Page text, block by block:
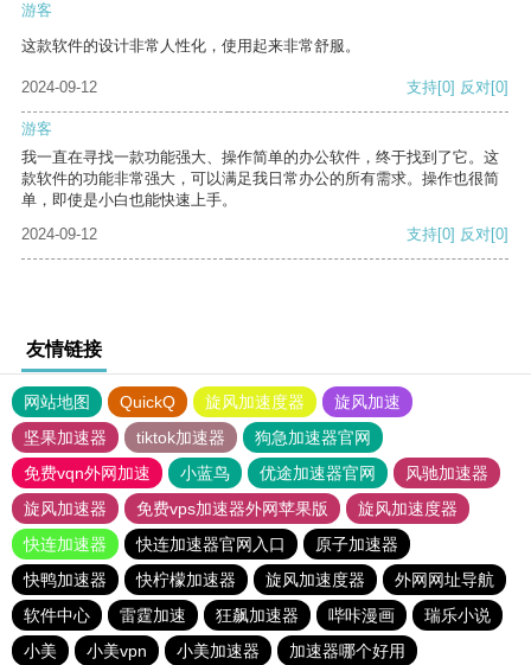
游客
这款软件的设计非常人性化，使用起来非常舒服。
2024-09-12 支持[0] 反对[0]
游客
我一直在寻找一款功能强大、操作简单的办公软件，终于找到了它。这
款软件的功能非常强大，可以满足我日常办公的所有需求。操作也很简
单，即使是小白也能快速上手。
2024-09-12
支持[0] 反对[0]
友情链接
网站地图 QuickQ 旋风加速度器
旋风加速
坚果加速器
tiktok加速器
狗急加速器官网
免费vqn外网加速
小蓝鸟 优途加速器官网
风驰加速器
旋风加速器
免费vps加速器外网苹果版
旋风加速度器
快连加速器
快连加速器官网入口
原子加速器
快鸭加速器
快柠檬加速器 旋风加速度器
外网网址导航
软件中心
雷霆加速 狂飙加速器 哔咔漫画
瑞乐小说
小美
小美vpn 小美加速器
加速器哪个好用